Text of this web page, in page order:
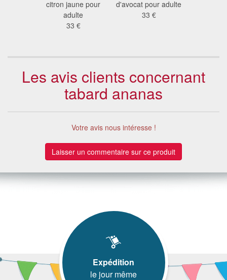
citron jaune pour
adulte
33 €
d'avocat pour adulte
33 €
Les avis clients concernant
tabard ananas
Votre avis nous intéresse !
Laisser un commentaire sur ce produit
Expédition
le jour même